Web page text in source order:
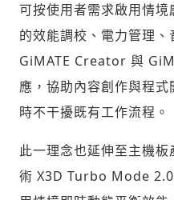
掌握國
請輸入發
可按使用者需求啟用情
的效能調校、電力管理、
GiMATE Creator 與
應，協助內容創作與程
時不干擾既有工作流程。
此一理念也延伸至主機
術 X3D Turbo Mode